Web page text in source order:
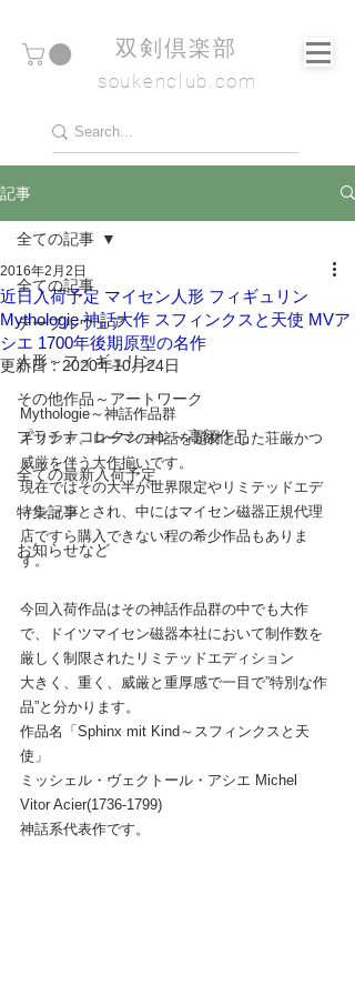
​双剣倶楽部
soukenclub.com
記事
全ての記事
テーブルウェア
人形～フィギュリン
その他作品～アートワーク
プラチナコレクション～高額作品
全ての最新入荷予定
特集記事
お知らせなど
全ての記事
近日入荷予定 マイセン人形 フィギュリン
Mythologie 神話大作 スフィンクスと天使 MVア
シエ 1700年後期原型の名作
2016年2月2日
更新日：2020年10月24日
Mythologie～神話作品群
ギリシャ、ローマの神話を題材とした荘厳かつ
威厳を伴う大作揃いです。
現在ではその大半が世界限定やリミテッドエデ
ィションとされ、中にはマイセン磁器正規代理
店ですら購入できない程の希少作品もありま
す。
今回入荷作品はその神話作品群の中でも大作
で、ドイツマイセン磁器本社において制作数を
厳しく制限されたリミテッドエディション
大きく、重く、威厳と重厚感で一目で”特別な作
品”と分かります。
作品名「Sphinx mit Kind～スフィンクスと天
使」
ミッシェル・ヴェクトール・アシエ Michel
Vitor Acier(1736-1799)
神話系代表作です。